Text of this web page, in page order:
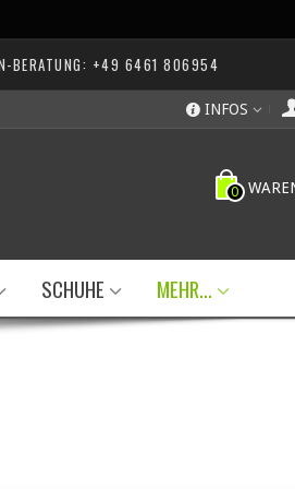
BERATUNG: +49 6461 806954
INFOS
0
SCHUHE MEHR...